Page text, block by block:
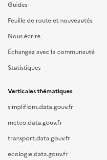
Guides
Feuille de route et nouveautés
Nous écrire
Échangez avec la communauté
Statistiques
Verticales thématiques
simplifions.data.gouv.fr
meteo.data.gouv.fr
transport.data.gouv.fr
ecologie.data.gouv.fr